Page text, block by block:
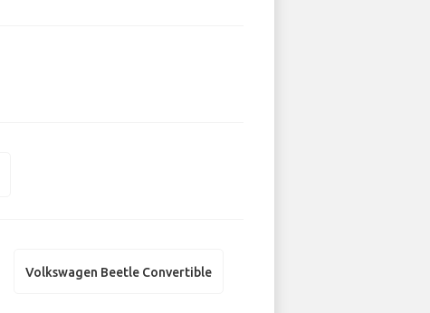
Volkswagen Beetle Convertible